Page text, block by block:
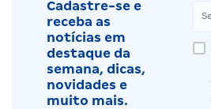
Cadastre-se e
receba as
notícias em
destaque da
semana, dicas,
novidades e
muito mais.